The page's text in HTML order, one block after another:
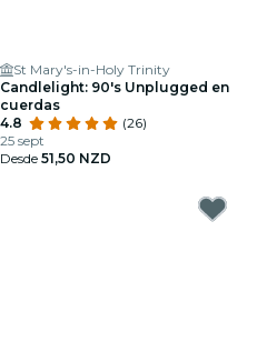
St Mary's-in-Holy Trinity
Candlelight: 90's Unplugged en
cuerdas
4.8
(26)
25 sept
Desde 51,50 NZD